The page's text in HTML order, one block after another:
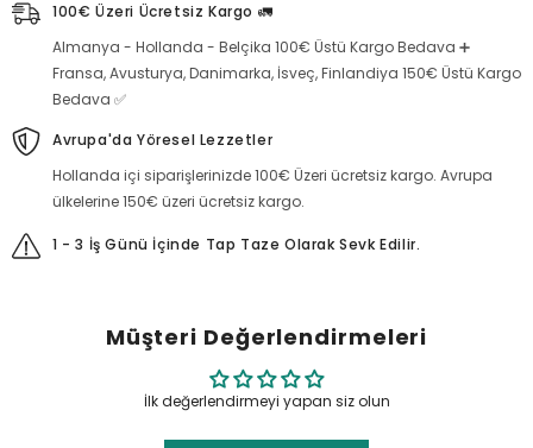
100€ Üzeri Ücretsiz Kargo 🚛
Almanya - Hollanda - Belçika 100€ Üstü Kargo Bedava ➕
Fransa, Avusturya, Danimarka, İsveç, Finlandiya 150€ Üstü Kargo
Bedava ✅
Avrupa'da Yöresel Lezzetler
Hollanda içi siparişlerinizde 100€ Üzeri ücretsiz kargo. Avrupa
ülkelerine 150€ üzeri ücretsiz kargo.
1 - 3 İş Günü İçinde Tap Taze Olarak Sevk Edilir.
Müşteri Değerlendirmeleri
İlk değerlendirmeyi yapan siz olun